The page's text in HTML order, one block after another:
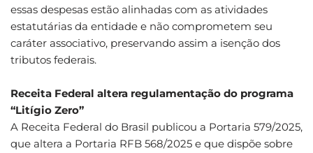
essas despesas estão alinhadas com as atividades
estatutárias da entidade e não comprometem seu
caráter associativo, preservando assim a isenção dos
tributos federais.
Receita Federal altera regulamentação do programa
“Litígio Zero”
A Receita Federal do Brasil publicou a Portaria 579/2025,
que altera a Portaria RFB 568/2025 e que dispõe sobre